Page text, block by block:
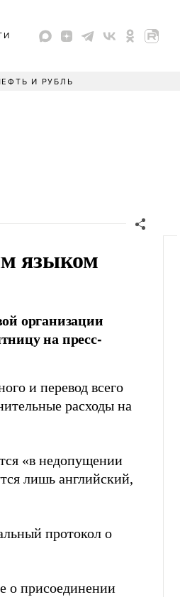
И РУБЛЬ
языком
организации
на пресс-
и перевод всего
расходы на
«в недопущении
лишь английский,
протокол о
о присоединении